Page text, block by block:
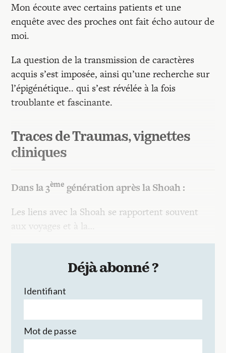
Mon écoute avec certains patients et une
enquête avec des proches ont fait écho autour de
moi.
La question de la transmission de caractères
acquis s’est imposée, ainsi qu’une recherche sur
l’épigénétique.. qui s’est révélée à la fois
troublante et fascinante.
Traces de Traumas, vignettes
cliniques
Dans la 3ème génération après la Shoah :
Les liens avec la Shoah se rapportent souvent
aux voyages et à la…
Déjà abonné ?
Identifiant
Mot de passe